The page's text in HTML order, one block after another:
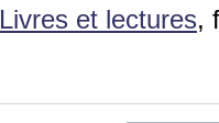
Livres et lectures,